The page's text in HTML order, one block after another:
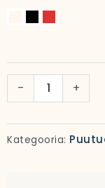
-
Yrttiteline
|
Kolmen
hylly
+
Kategooria: